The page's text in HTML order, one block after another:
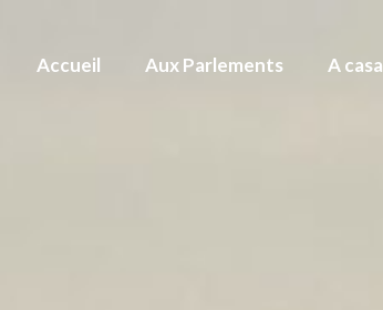
Accueil Aux Parlements A casa